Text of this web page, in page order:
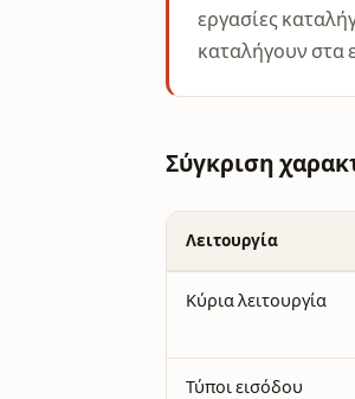
εργασίες
καταλήγουν στα
Σύγκριση
Λειτουργία
Κύρια λειτουργία
Τύποι εισόδου